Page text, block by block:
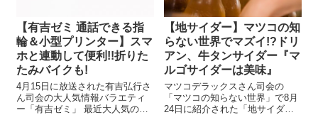
【有吉ゼミ 通話できる指
輪＆小型プリンター】スマ
ホと連動して便利!!折りた
たみバイクも!
4月15日に放送された有吉弘行さ
ん司会の大人気情報バラエティ
ー「有吉ゼミ」 最近大人気のコ
【地サイダー】マツコの知
らない世界でマズイ!?ドリ
アン、牛タンサイダー『マ
ルゴサイダーは美味』
マツコデラックスさん司会の
「マツコの知らない世界」で8月
24日に紹介された「地サイダー